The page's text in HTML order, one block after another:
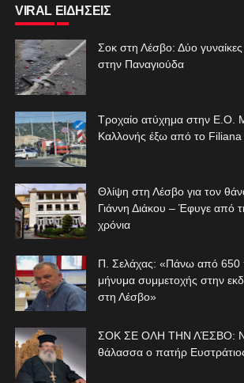
VIRAL ΕΙΔΗΣΕΙΣ
Σοκ στη Λέσβο: Δύο γυναίκες
στην Παναγιούδα
Τροχαίο ατύχημα στην Ε.Ο.
Καλλονής έξω από το Filiana
Θλίψη στη Λέσβο για τον
Γιάννη Διάκου – Έφυγε από
χρόνια
Π. Σελάχας: «Πάνω από 650
μήνυμα συμμετοχής στην
στη Λέσβο»
ΣΟΚ ΣΕ ΟΛΗ ΤΗΝ ΛΈΣΒΟ:
θάλασσα ο πατήρ